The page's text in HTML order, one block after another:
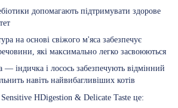
допомагають підтримувати здорове
на основі свіжого м'яса забезпечує
які максимально легко засвоюються
— індичка і лосось забезпечують відмінний
навіть найвибагливіших котів
HDigestion & Delicate Taste це: